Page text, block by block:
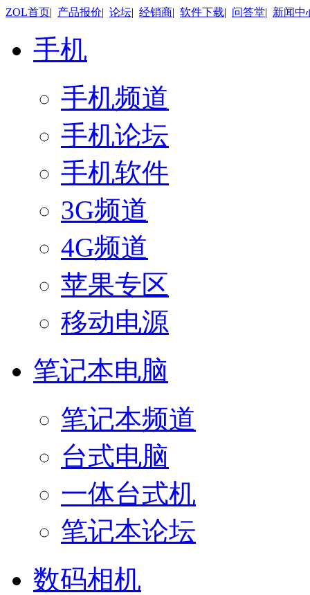
ZOL首页| 产品报价| 论坛| 经销商| 软件下载| 问答堂| 新闻中
手机
手机频道
手机论坛
手机软件
3G频道
4G频道
苹果专区
移动电源
笔记本电脑
笔记本频道
台式电脑
一体台式机
笔记本论坛
数码相机